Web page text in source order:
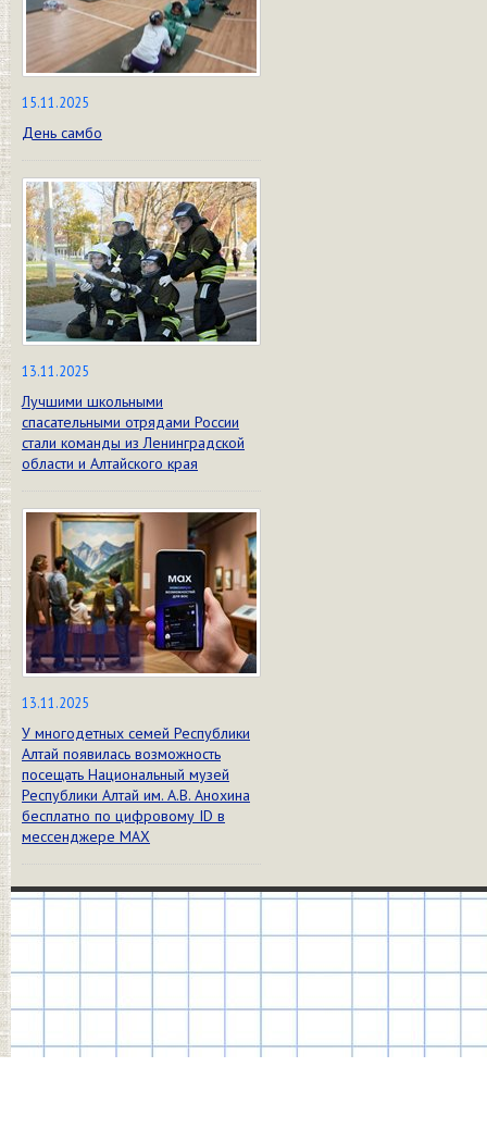
15.11.2025
День самбо
13.11.2025
Лучшими школьными
спасательными отрядами России
стали команды из Ленинградской
области и Алтайского края
13.11.2025
У многодетных семей Республики
Алтай появилась возможность
посещать Национальный музей
Республики Алтай им. А.В. Анохина
бесплатно по цифровому ID в
мессенджере МАХ